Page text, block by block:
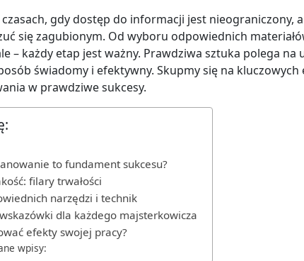
czasach, gdy dostęp do informacji jest nieograniczony,
się zagubionym. Od wyboru odpowiednich
– każdy etap jest ważny. Prawdziwa sztuka polega na
świadomy i efektywny. Skupmy się na
w prawdziwe sukcesy.
to fundament sukcesu?
filary trwałości
narzędzi i technik
dla każdego majsterkowicza
efekty swojej pracy?
wpisy: